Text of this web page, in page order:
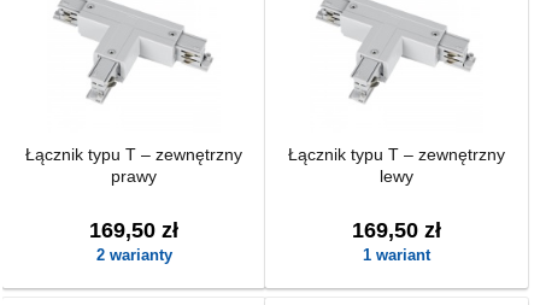
Łącznik typu T – zewnętrzny
prawy
169,50 zł
2 warianty
Łącznik typu T – zewnętrzny
lewy
169,50 zł
1 wariant